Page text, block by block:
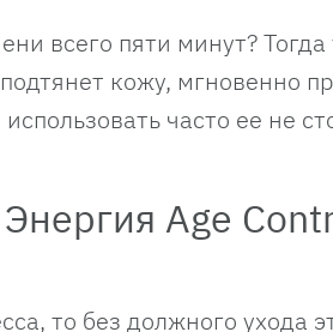
всего пяти минут?
кожу, мгновенно
часто ее не
Age
то без должного ухода